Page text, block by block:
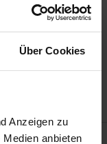
Über Cookies
Anzeigen zu
anbieten